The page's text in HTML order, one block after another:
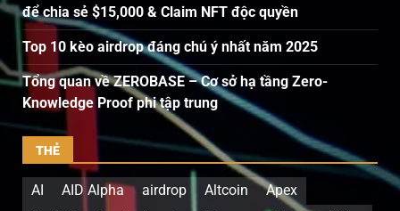
để chia sẻ $15,000 & Claim NFT độc quyền
Top 10 kèo airdrop đáng chú ý nhất năm 2025
Tổng quan về ZEROBASE – Cơ sở hạ tầng Zero-
Knowledge Proof phi tập trung
THẺ
AI AID Alpha airdrop Altcoin
Apex